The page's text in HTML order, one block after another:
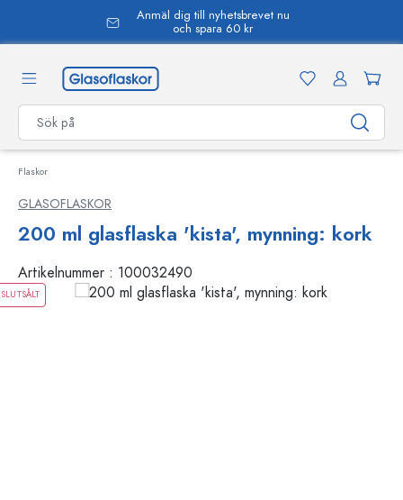
Anmäl dig till nyhetsbrevet nu
och spara 60 kr
Flaskor
GLASOFLASKOR
200 ml glasflaska 'kista', mynning: kork
Artikelnummer : 100032490
SLUTSÅLT